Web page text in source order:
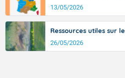
13/05/2026
Ressources utiles sur
26/05/2026